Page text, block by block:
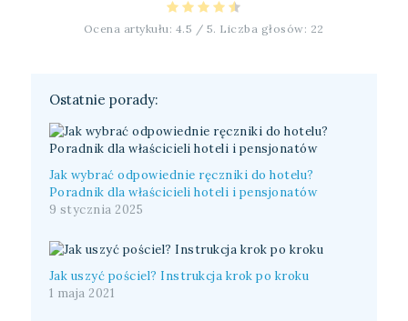
Ocena artykułu: 4.5 / 5. Liczba głosów: 22
Ostatnie porady:
Jak wybrać odpowiednie ręczniki do hotelu?
Poradnik dla właścicieli hoteli i pensjonatów
9 stycznia 2025
Jak uszyć pościel? Instrukcja krok po kroku
1 maja 2021